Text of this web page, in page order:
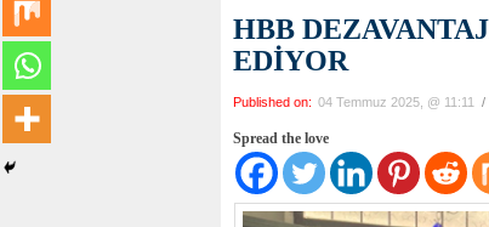
HBB
EDİYOR
Published on: 04 Temmuz 2025, @ 11:11 /
Spread the love